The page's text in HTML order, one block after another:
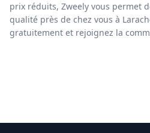
prix réduits, Zweely vous permet
qualité près de chez vous à
gratuitement et rejoignez la